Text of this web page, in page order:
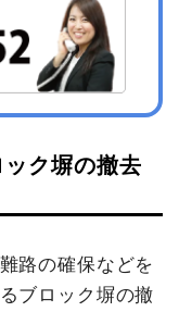
ク塀の撤去
路の確保などを
ブロック塀の撤